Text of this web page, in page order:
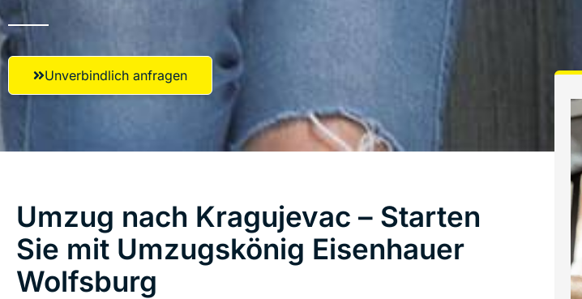
Unverbindlich anfragen
Umzug nach Kragujevac – Starten
Sie mit Umzugskönig Eisenhauer
Wolfsburg